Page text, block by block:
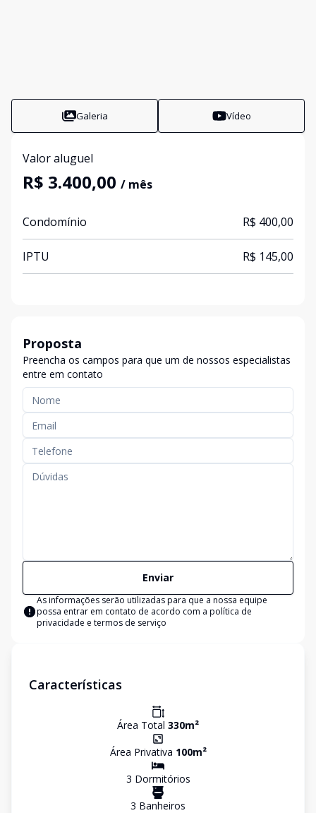
Galeria Vídeo
Valor aluguel
R$ 3.400,00 / mês
Condomínio R$ 400,00
IPTU R$ 145,00
Proposta
Preencha os campos para que um de nossos especialistas
entre em contato
Enviar
As informações serão utilizadas para que a nossa equipe
possa entrar em contato de acordo com a política de
privacidade e termos de serviço
Características
Área Total 330m²
Área Privativa 100m²
3 Dormitórios
3 Banheiros